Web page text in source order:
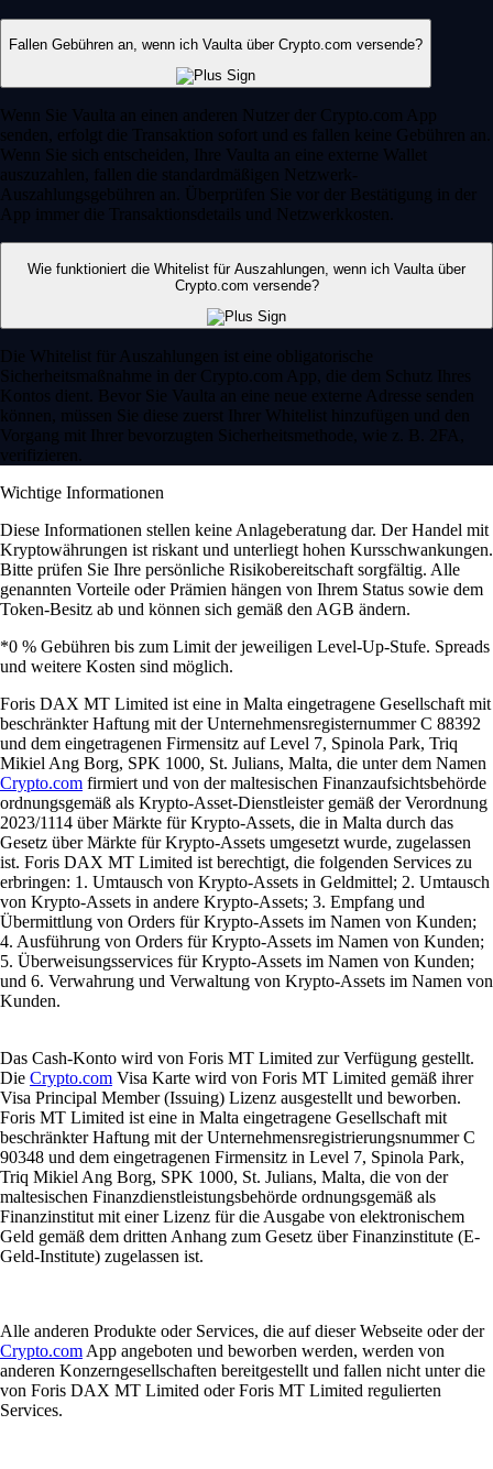
Fallen Gebühren an, wenn ich Vaulta über Crypto.com versende?
Wenn Sie Vaulta an einen anderen Nutzer der Crypto.com App
senden, erfolgt die Transaktion sofort und es fallen keine Gebühren an.
Wenn Sie sich entscheiden, Ihre Vaulta an eine externe Wallet
auszuzahlen, fallen die standardmäßigen Netzwerk-
Auszahlungsgebühren an. Überprüfen Sie vor der Bestätigung in der
App immer die Transaktionsdetails und Netzwerkkosten.
Wie funktioniert die Whitelist für Auszahlungen, wenn ich Vaulta über
Crypto.com versende?
Die Whitelist für Auszahlungen ist eine obligatorische
Sicherheitsmaßnahme in der Crypto.com App, die dem Schutz Ihres
Kontos dient. Bevor Sie Vaulta an eine neue externe Adresse senden
können, müssen Sie diese zuerst Ihrer Whitelist hinzufügen und den
Vorgang mit Ihrer bevorzugten Sicherheitsmethode, wie z. B. 2FA,
verifizieren.
Wichtige Informationen
Diese Informationen stellen keine Anlageberatung dar. Der Handel mit
Kryptowährungen ist riskant und unterliegt hohen Kursschwankungen.
Bitte prüfen Sie Ihre persönliche Risikobereitschaft sorgfältig. Alle
genannten Vorteile oder Prämien hängen von Ihrem Status sowie dem
Token-Besitz ab und können sich gemäß den AGB ändern.
*0 % Gebühren bis zum Limit der jeweiligen Level-Up-Stufe. Spreads
und weitere Kosten sind möglich.
Foris DAX MT Limited ist eine in Malta eingetragene Gesellschaft mit
beschränkter Haftung mit der Unternehmensregisternummer C 88392
und dem eingetragenen Firmensitz auf Level 7, Spinola Park, Triq
Mikiel Ang Borg, SPK 1000, St. Julians, Malta, die unter dem Namen
Crypto.com firmiert und von der maltesischen Finanzaufsichtsbehörde
ordnungsgemäß als Krypto-Asset-Dienstleister gemäß der Verordnung
2023/1114 über Märkte für Krypto-Assets, die in Malta durch das
Gesetz über Märkte für Krypto-Assets umgesetzt wurde, zugelassen
ist. Foris DAX MT Limited ist berechtigt, die folgenden Services zu
erbringen: 1. Umtausch von Krypto-Assets in Geldmittel; 2. Umtausch
von Krypto-Assets in andere Krypto-Assets; 3. Empfang und
Übermittlung von Orders für Krypto-Assets im Namen von Kunden;
4. Ausführung von Orders für Krypto-Assets im Namen von Kunden;
5. Überweisungsservices für Krypto-Assets im Namen von Kunden;
und 6. Verwahrung und Verwaltung von Krypto-Assets im Namen von
Kunden.
Das Cash-Konto wird von Foris MT Limited zur Verfügung gestellt.
Die Crypto.com Visa Karte wird von Foris MT Limited gemäß ihrer
Visa Principal Member (Issuing) Lizenz ausgestellt und beworben.
Foris MT Limited ist eine in Malta eingetragene Gesellschaft mit
beschränkter Haftung mit der Unternehmensregistrierungsnummer C
90348 und dem eingetragenen Firmensitz in Level 7, Spinola Park,
Triq Mikiel Ang Borg, SPK 1000, St. Julians, Malta, die von der
maltesischen Finanzdienstleistungsbehörde ordnungsgemäß als
Finanzinstitut mit einer Lizenz für die Ausgabe von elektronischem
Geld gemäß dem dritten Anhang zum Gesetz über Finanzinstitute (E-
Geld-Institute) zugelassen ist.
Alle anderen Produkte oder Services, die auf dieser Webseite oder der
Crypto.com App angeboten und beworben werden, werden von
anderen Konzerngesellschaften bereitgestellt und fallen nicht unter die
von Foris DAX MT Limited oder Foris MT Limited regulierten
Services.